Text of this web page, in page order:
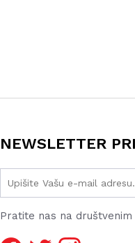
NEWSLETTER
Pratite nas na